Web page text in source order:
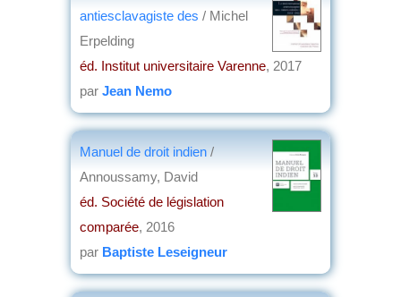
antiesclavagiste des / Michel
Erpelding
éd. Institut universitaire Varenne, 2017
par Jean Nemo
Manuel de droit indien /
Annoussamy, David
éd. Société de législation
comparée, 2016
par Baptiste Leseigneur